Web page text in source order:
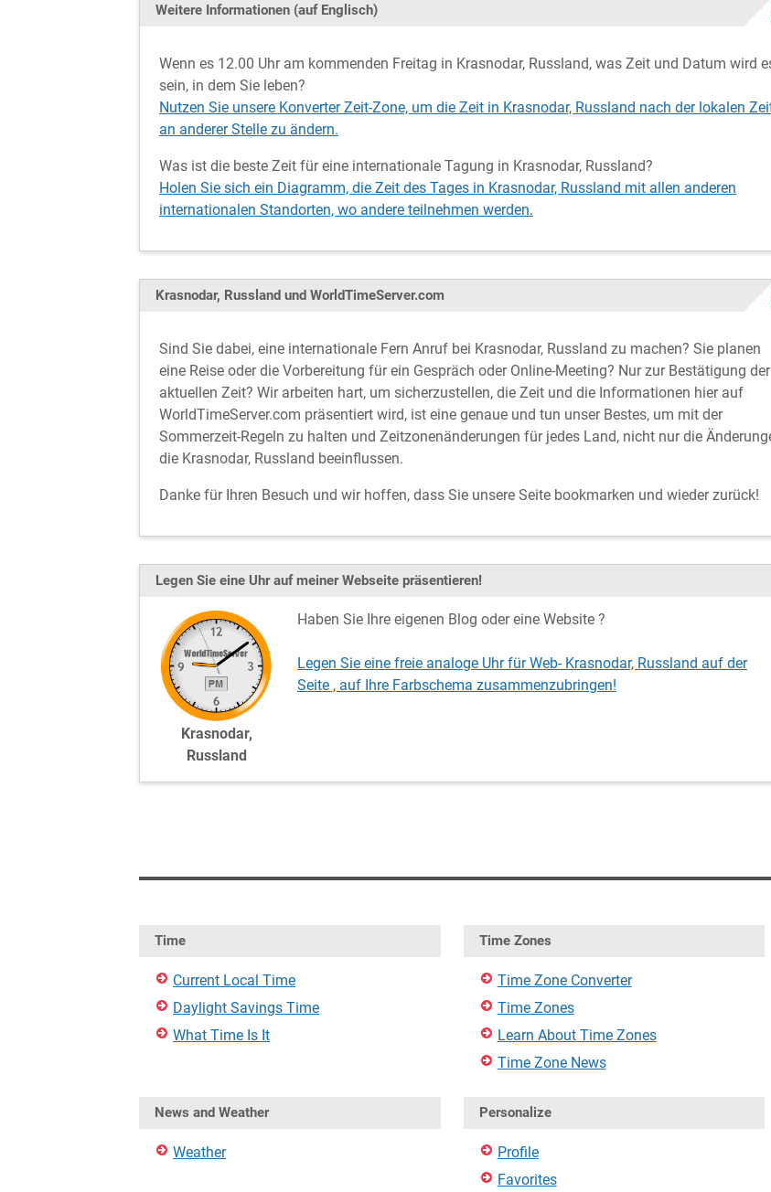
Weitere Informationen (auf Englisch)
Wenn es 12.00 Uhr am kommenden Freitag in Krasnodar, Russland, was Zeit und Datum wird
sein, in dem Sie leben?
Nutzen Sie unsere Konverter Zeit-Zone, um die Zeit in Krasnodar, Russland nach der lokalen
an anderer Stelle zu ändern.
Was ist die beste Zeit für eine internationale Tagung in Krasnodar, Russland?
Holen Sie sich ein Diagramm, die Zeit des Tages in Krasnodar, Russland mit allen anderen
internationalen Standorten, wo andere teilnehmen werden.
Krasnodar, Russland und WorldTimeServer.com
Sind Sie dabei, eine internationale Fern Anruf bei Krasnodar, Russland zu machen? Sie planen
eine Reise oder die Vorbereitung für ein Gespräch oder Online-Meeting? Nur zur Bestätigung der
aktuellen Zeit? Wir arbeiten hart, um sicherzustellen, die Zeit und die Informationen hier auf
WorldTimeServer.com präsentiert wird, ist eine genaue und tun unser Bestes, um mit der
Sommerzeit-Regeln zu halten und Zeitzonenänderungen für jedes Land, nicht nur die
die Krasnodar, Russland beeinflussen.
Danke für Ihren Besuch und wir hoffen, dass Sie unsere Seite bookmarken und wieder zurück!
Legen Sie eine Uhr auf meiner Webseite präsentieren!
Krasnodar,
Russland
Haben Sie Ihre eigenen Blog oder eine Website ?
Legen Sie eine freie analoge Uhr für Web- Krasnodar, Russland auf der
Seite , auf Ihre Farbschema zusammenzubringen!
Time
Current Local Time
Daylight Savings Time
What Time Is It
Time Zones
Time Zone Converter
Time Zones
Learn About Time Zones
Time Zone News
News and Weather
Weather
Personalize
Profile
Favorites